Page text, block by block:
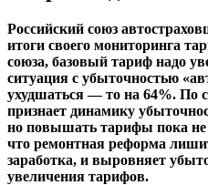
Российский союз
итоги своего мониторинга
союза, базовый тариф надо
ситуация с убыточностью
ухудшаться — то на 64%. По
признает динамику
но повышать тарифы пока
что ремонтная реформа
заработка, и выровняет
увеличения тарифов.